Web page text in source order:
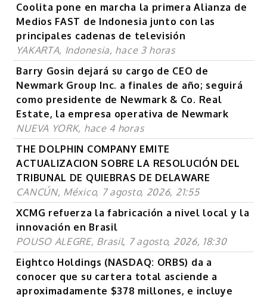
Coolita pone en marcha la primera Alianza de
Medios FAST de Indonesia junto con las
principales cadenas de televisión
YAKARTA, Indonesia, hace 3 horas
Barry Gosin dejará su cargo de CEO de
Newmark Group Inc. a finales de año; seguirá
como presidente de Newmark & Co. Real
Estate, la empresa operativa de Newmark
NUEVA YORK, hace 4 horas
THE DOLPHIN COMPANY EMITE
ACTUALIZACION SOBRE LA RESOLUCIÓN DEL
TRIBUNAL DE QUIEBRAS DE DELAWARE
CANCÚN, México, 7 agosto, 2026, 21:55
XCMG refuerza la fabricación a nivel local y la
innovación en Brasil
POUSO ALEGRE, Brasil, 7 agosto, 2026, 18:30
Eightco Holdings (NASDAQ: ORBS) da a
conocer que su cartera total asciende a
aproximadamente $378 millones, e incluye